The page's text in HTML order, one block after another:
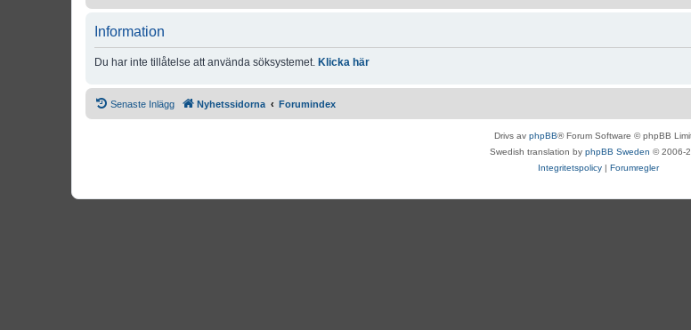
Information
Du har inte tillåtelse att använda söksystemet. Klicka här
Senaste Inlägg Nyhetssidorna Forumindex
Drivs av phpBB® Forum Software © phpBB
Swedish translation by phpBB Sweden © 2006-
Integritetspolicy | Forumregler